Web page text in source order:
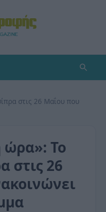
στις 26 Μαΐου που
ώρα»: Το
στις 26